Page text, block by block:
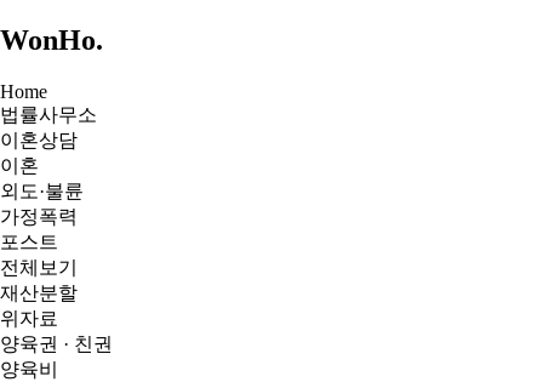
WonHo.
Home
법률사무소
이혼상담
이혼
외도·불륜
가정폭력
포스트
전체보기
재산분할
위자료
양육권 · 친권
양육비